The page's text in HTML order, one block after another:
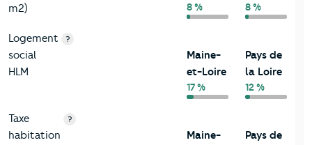
m2) 8 % 8 %
Logement
social
HLM
?
Maine-
et-Loire
17 %
Pays de
la Loire
12 %
Taxe
habitation
?
Maine-
Pays de